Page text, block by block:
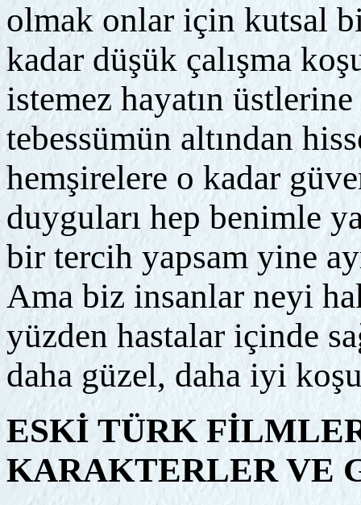
olmak onlar için kutsal
kadar düşük çalışma
istemez hayatın
tebessümün altından
hemşirelere o kadar
duyguları hep benimle
bir tercih yapsam yine
Ama biz insanlar neyi
yüzden hastalar içinde
daha güzel, daha iyi
ESKİ TÜRK
KARAKTERLER VE